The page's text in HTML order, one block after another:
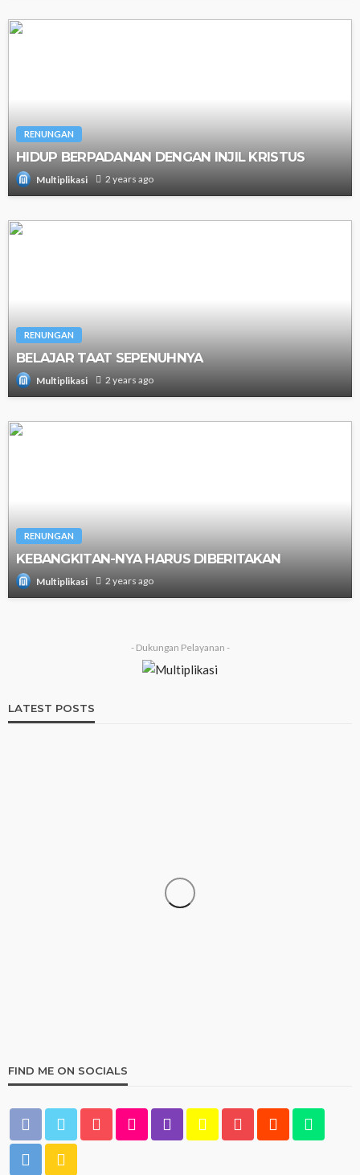
RENUNGAN
HIDUP BERPADANAN DENGAN INJIL KRISTUS
Multiplikasi 2 years ago
RENUNGAN
BELAJAR TAAT SEPENUHNYA
Multiplikasi 2 years ago
RENUNGAN
KEBANGKITAN-NYA HARUS DIBERITAKAN
Multiplikasi 2 years ago
- Dukungan Pelayanan -
LATEST POSTS
UNCATEGORIZED
Vodka онлайн казино – безопасность и
FIND ME ON SOCIALS